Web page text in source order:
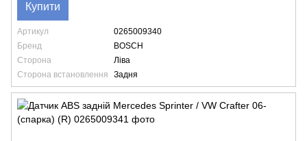
Купити
Артикул
0265009340
Бренд
BOSCH
Сторона
Ліва
Сторона встановлення
Задня